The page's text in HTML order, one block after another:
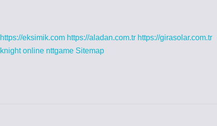
https://eksimik.com https://aladan.com.tr https://girasolar.com.tr
knight online nttgame Sitemap